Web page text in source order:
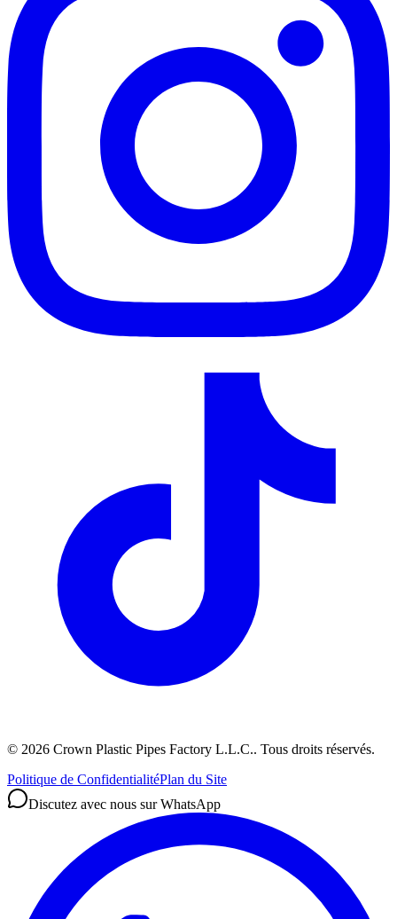
© 2026 Crown Plastic Pipes Factory L.L.C.. Tous droits réservés.
Politique de ConfidentialitéPlan du Site
Discutez avec nous sur WhatsApp